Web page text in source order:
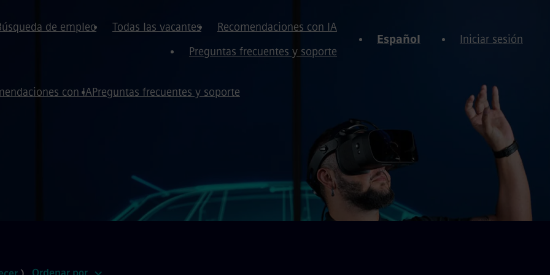
de empleo Todas las vacantes
Recomendaciones con IA
Preguntas frecuentes y soporte
Español Iniciar sesión
con IAPreguntas frecuentes y soporte